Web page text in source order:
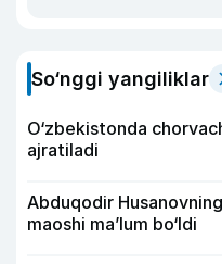
So‘nggi yangiliklar
O‘zbekistonda
ajratiladi
Abduqodir
maoshi ma’lum bo‘ldi